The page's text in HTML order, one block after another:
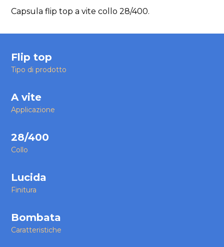
Capsula flip top a vite collo 28/400.
Flip top
Tipo di prodotto
A vite
Applicazione
28/400
Collo
Lucida
Finitura
Bombata
Caratteristiche